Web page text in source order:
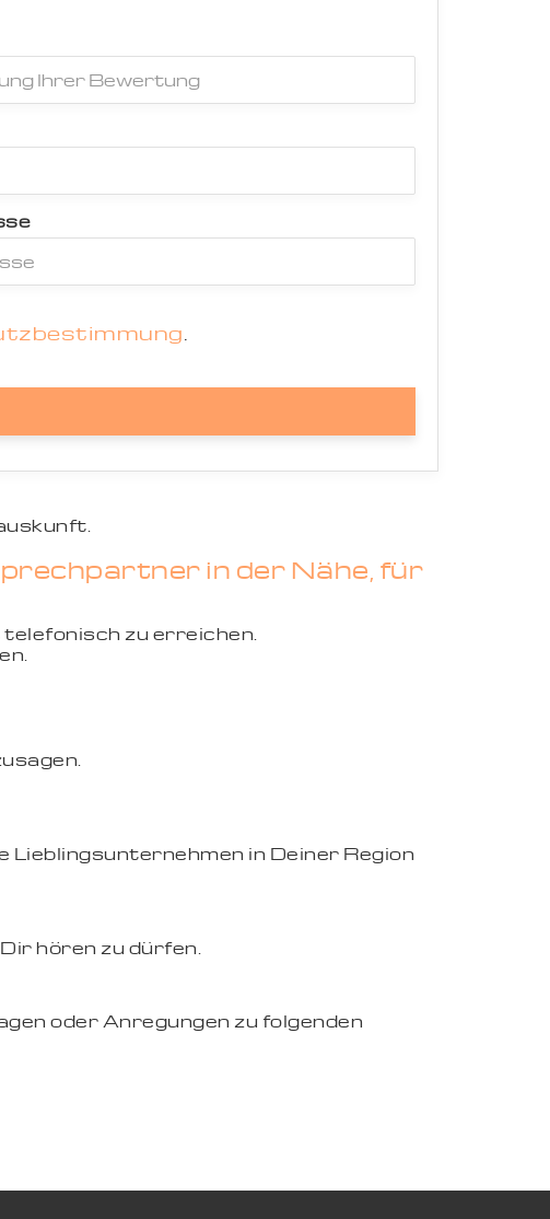
in der Nähe, für
telefonisch zu erreichen.
Lieblingsunternehmen in Deiner Region
hören zu dürfen.
oder Anregungen zu folgenden